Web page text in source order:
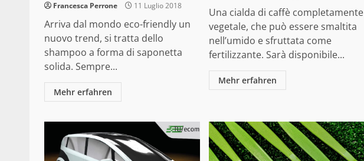
Francesca Perrone 11 Luglio 2018
Arriva dal mondo eco-friendly un
nuovo trend, si tratta dello
shampoo a forma di saponetta
solida. Sempre...
Mehr erfahren
Una cialda di caffè completamente
vegetale, che può essere smaltita
nell’umido e sfruttata come
fertilizzante. Sarà disponibile...
Mehr erfahren